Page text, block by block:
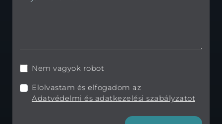
Nem vagyok robot
Elolvastam és elfogadom az
Adatvédelmi és adatkezelési szabályzatot